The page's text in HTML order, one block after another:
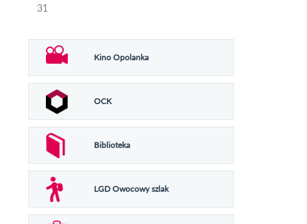
31
Kino Opolanka
OCK
Biblioteka
LGD Owocowy szlak